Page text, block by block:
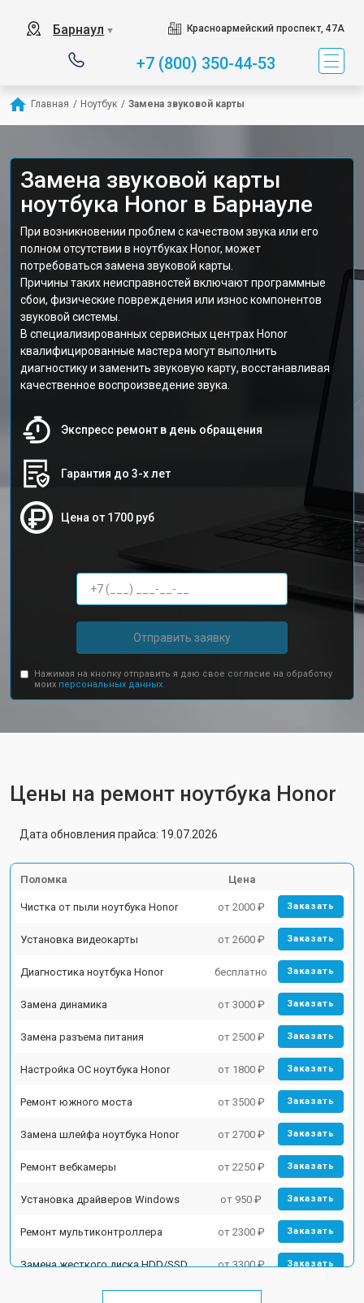
Барнаул ▼ Красноармейский проспект, 47А
+7 (800) 350-44-53
Главная / Ноутбук / Замена звуковой карты
Замена звуковой карты
ноутбука Honor в Барнауле
При возникновении проблем с качеством звука или его
полном отсутствии в ноутбуках Honor, может
потребоваться замена звуковой карты.
Причины таких неисправностей включают программные
сбои, физические повреждения или износ компонентов
звуковой системы.
В специализированных сервисных центрах Honor
квалифицированные мастера могут выполнить
диагностику и заменить звуковую карту, восстанавливая
качественное воспроизведение звука.
Экспресс ремонт в день обращения
Гарантия до 3-х лет
Цена от 1700 руб
Отправить заявку
Нажимая на кнопку отправить я даю свое согласие на обработку
моих персональных данных.
Цены на ремонт ноутбука Honor
Дата обновления прайса: 19.07.2026
Поломка Цена
Чистка от пыли ноутбука Honor от 2000 ₽ Заказать
Установка видеокарты от 2600 ₽ Заказать
Диагностика ноутбука Honor бесплатно Заказать
Замена динамика от 3000 ₽ Заказать
Замена разъема питания от 2500 ₽ Заказать
Настройка ОС ноутбука Honor от 1800 ₽ Заказать
Ремонт южного моста от 3500 ₽ Заказать
Замена шлейфа ноутбука Honor от 2700 ₽ Заказать
Ремонт вебкамеры от 2250 ₽ Заказать
Установка драйверов Windows от 950 ₽ Заказать
Ремонт мультиконтроллера от 2300 ₽ Заказать
Замена жесткого диска HDD/SSD от 3300 ₽ Заказать